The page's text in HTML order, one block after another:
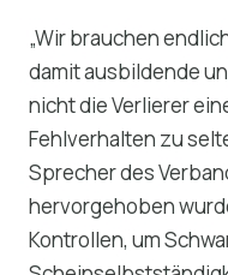
„Wir brauchen
damit ausbildende
nicht die Verlierer
Fehlverhalten zu
Sprecher des
hervorgehoben
Kontrollen, um